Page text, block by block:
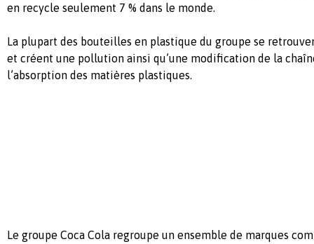
en recycle seulement 7 % dans le monde.
La plupart des bouteilles en plastique du groupe se
et créent une pollution ainsi qu’une modification de la
l’absorption des matières plastiques.
Le groupe Coca Cola regroupe un ensemble de marques